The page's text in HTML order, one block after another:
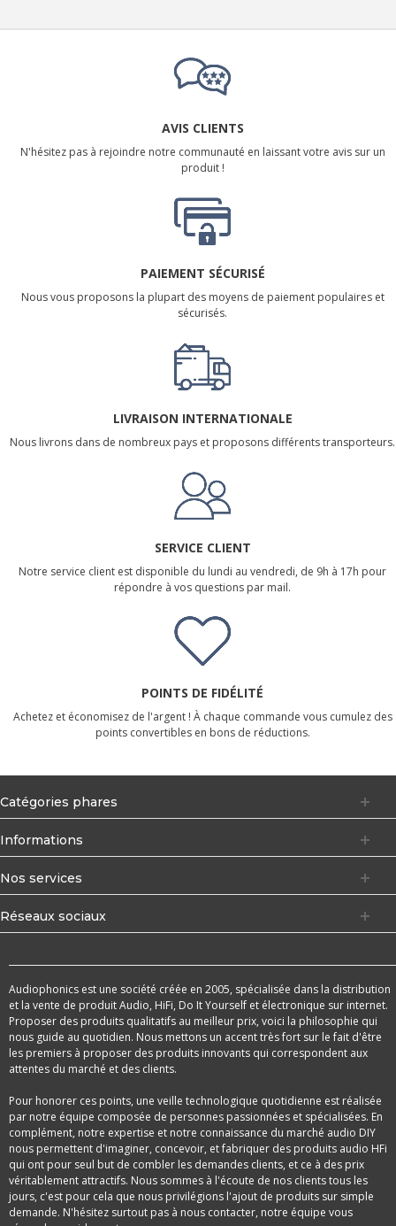
AVIS CLIENTS
N'hésitez pas à rejoindre notre communauté en laissant votre avis sur un
produit !
PAIEMENT SÉCURISÉ
Nous vous proposons la plupart des moyens de paiement populaires et
sécurisés.
LIVRAISON INTERNATIONALE
Nous livrons dans de nombreux pays et proposons différents transporteurs.
SERVICE CLIENT
Notre service client est disponible du lundi au vendredi, de 9h à 17h pour
répondre à vos questions par mail.
POINTS DE FIDÉLITÉ
Achetez et économisez de l'argent ! À chaque commande vous cumulez des
points convertibles en bons de réductions.
Catégories phares
Informations
Nos services
Réseaux sociaux
Audiophonics est une société créée en 2005, spécialisée dans la distribution
et la vente de produit Audio, HiFi, Do It Yourself et électronique sur internet.
Proposer des produits qualitatifs au meilleur prix, voici la philosophie qui
nous guide au quotidien. Nous mettons un accent très fort sur le fait d'être
les premiers à proposer des produits innovants qui correspondent aux
attentes du marché et des clients.
Pour honorer ces points, une veille technologique quotidienne est réalisée
par notre équipe composée de personnes passionnées et spécialisées. En
complément, notre expertise et notre connaissance du marché audio DIY
nous permettent d'imaginer, concevoir, et fabriquer des produits audio HFi
qui ont pour seul but de combler les demandes clients, et ce à des prix
véritablement attractifs. Nous sommes à l'écoute de nos clients tous les
jours, c'est pour cela que nous privilégions l'ajout de produits sur simple
demande. N'hésitez surtout pas à nous contacter, notre équipe vous